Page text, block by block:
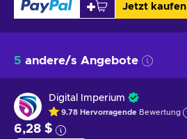
Jetzt kaufen
5 andere/s Angebote
Digital Imperium
9.78 Hervorragende Bewertung
6,28 $